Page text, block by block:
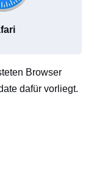
Browser
dafür vorliegt.